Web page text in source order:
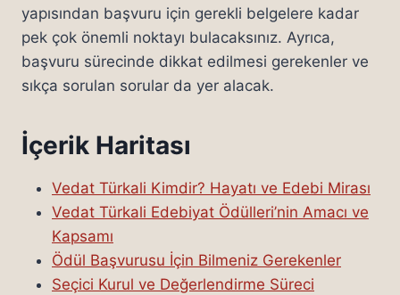
yapısından başvuru için gerekli belgelere kadar
pek çok önemli noktayı bulacaksınız. Ayrıca,
başvuru sürecinde dikkat edilmesi gerekenler ve
sıkça sorulan sorular da yer alacak.
İçerik Haritası
Vedat Türkali Kimdir? Hayatı ve Edebi Mirası
Vedat Türkali Edebiyat Ödülleri’nin Amacı ve
Kapsamı
Ödül Başvurusu İçin Bilmeniz Gerekenler
Seçici Kurul ve Değerlendirme Süreci